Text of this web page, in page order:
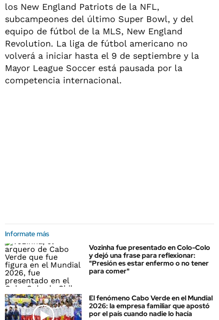
los New England Patriots de la NFL,
subcampeones del último Super Bowl, y del
equipo de fútbol de la MLS, New England
Revolution. La liga de fútbol americano no
volverá a iniciar hasta el 9 de septiembre y la
Mayor League Soccer está pausada por la
competencia internacional.
Informate más
Vozinha fue presentado en Colo-Colo
y dejó una frase para reflexionar:
"Presión es estar enfermo o no tener
para comer"
El fenómeno Cabo Verde en el Mundial
2026: la empresa familiar que apostó
por el país cuando nadie lo hacía